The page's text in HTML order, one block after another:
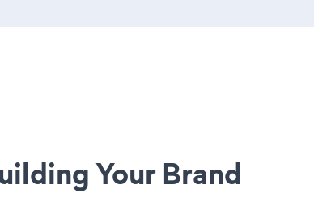
Your Brand